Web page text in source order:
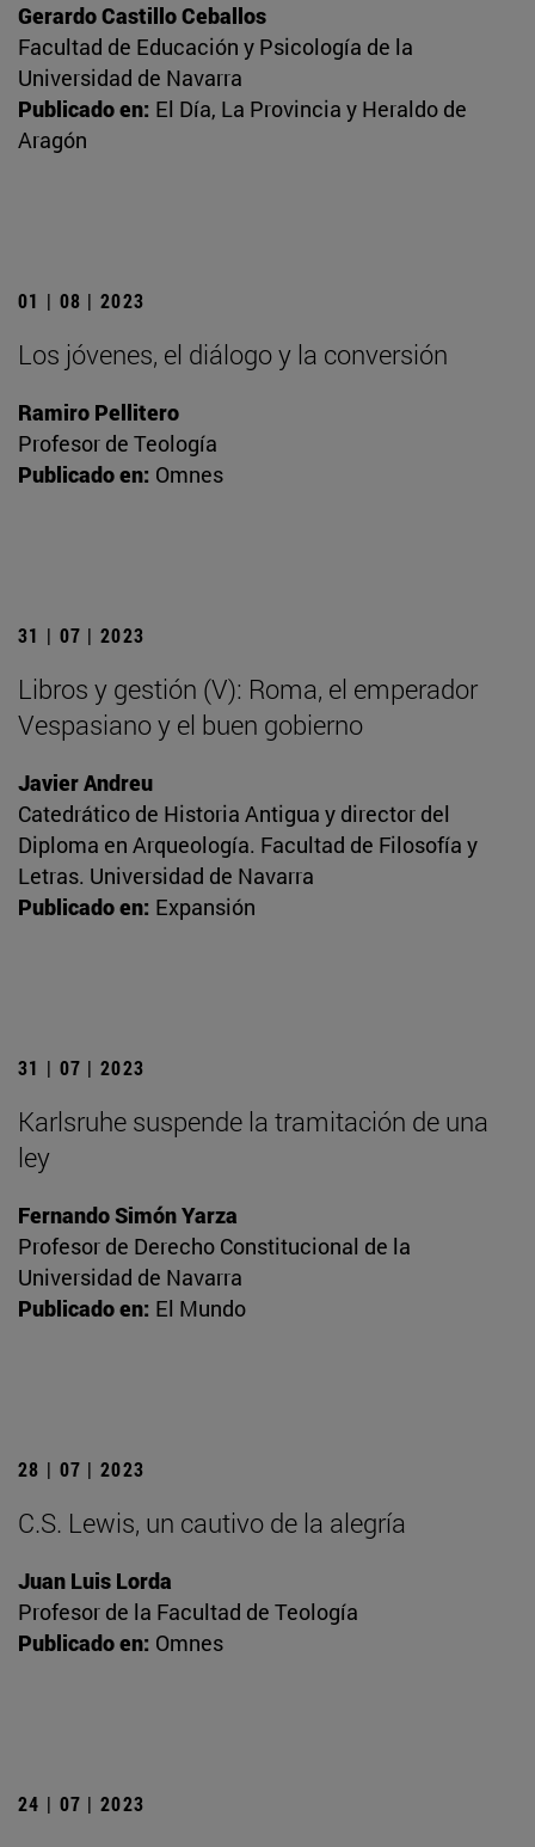
Gerardo Castillo Ceballos
Facultad de Educación y Psicología de la
Universidad de Navarra
Publicado en: El Día, La Provincia y Heraldo de
Aragón
01 | 08 | 2023
Los jóvenes, el diálogo y la conversión
Ramiro Pellitero
Profesor de Teología
Publicado en: Omnes
31 | 07 | 2023
Libros y gestión (V): Roma, el emperador
Vespasiano y el buen gobierno
Javier Andreu
Catedrático de Historia Antigua y director del
Diploma en Arqueología. Facultad de Filosofía y
Letras. Universidad de Navarra
Publicado en: Expansión
31 | 07 | 2023
Karlsruhe suspende la tramitación de una
ley
Fernando Simón Yarza
Profesor de Derecho Constitucional de la
Universidad de Navarra
Publicado en: El Mundo
28 | 07 | 2023
C.S. Lewis, un cautivo de la alegría
Juan Luis Lorda
Profesor de la Facultad de Teología
Publicado en: Omnes
24 | 07 | 2023